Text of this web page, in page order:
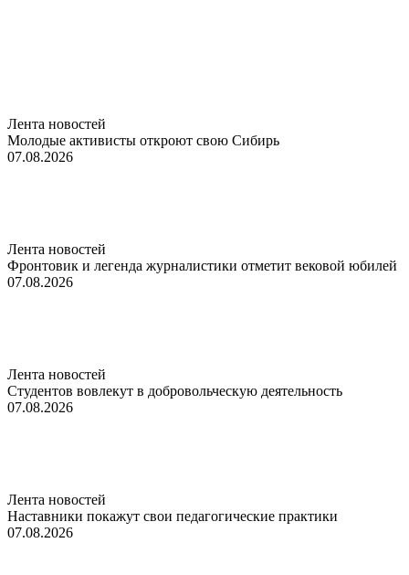
Лента новостей
Молодые активисты откроют свою Сибирь
07.08.2026
Лента новостей
Фронтовик и легенда журналистики отметит вековой юбилей
07.08.2026
Лента новостей
Студентов вовлекут в добровольческую деятельность
07.08.2026
Лента новостей
Наставники покажут свои педагогические практики
07.08.2026